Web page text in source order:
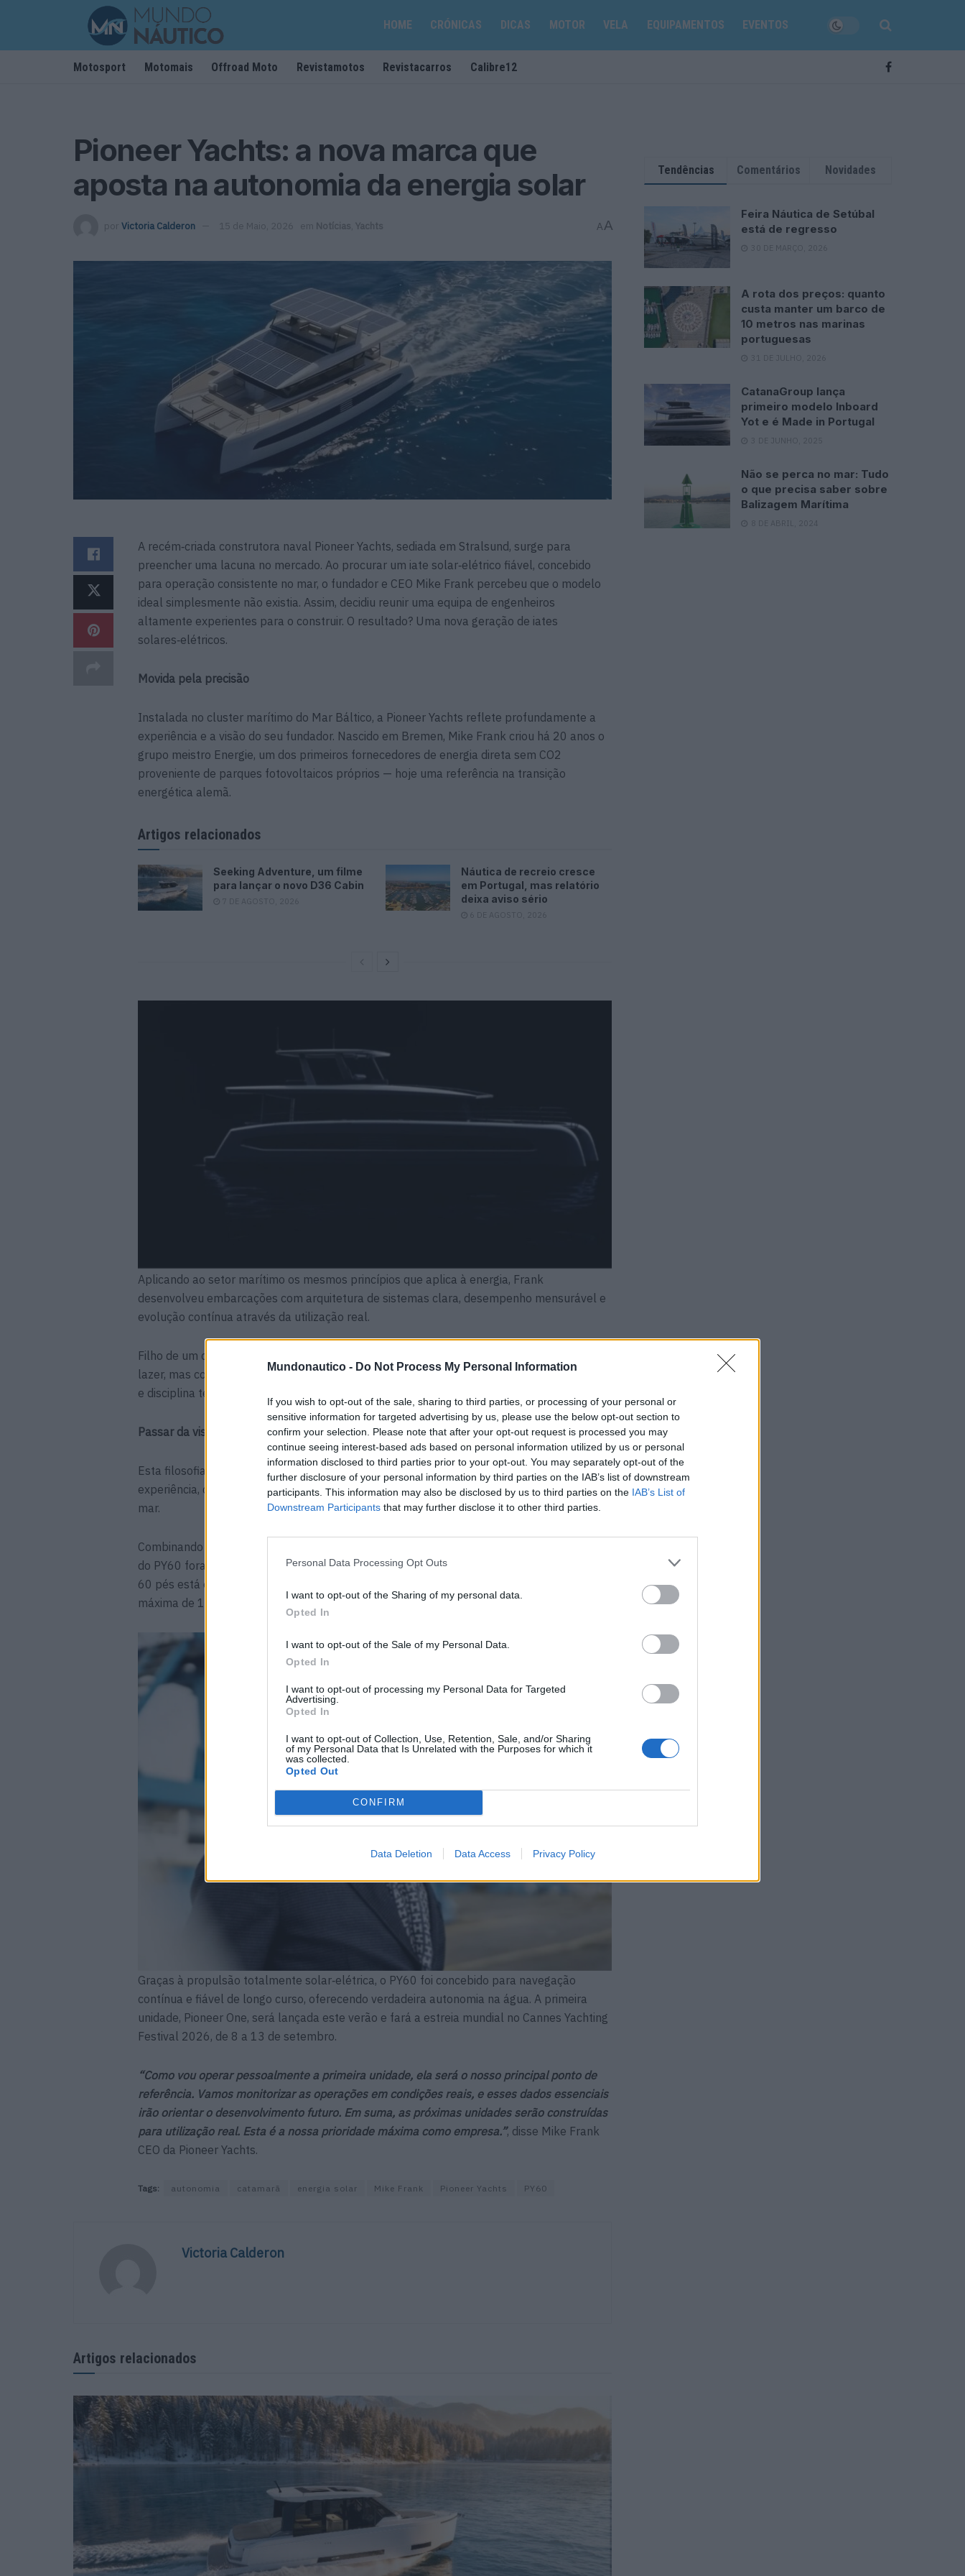
Mundonautico - Do Not Process My Personal Information
If you wish to opt-out of the sale, sharing to third parties, or processing of your personal or
sensitive information for targeted advertising by us, please use the below opt-out section to
confirm your selection. Please note that after your opt-out request is processed you may
continue seeing interest-based ads based on personal information utilized by us or personal
information disclosed to third parties prior to your opt-out. You may separately opt-out of the
further disclosure of your personal information by third parties on the IAB’s list of downstream
participants. This information may also be disclosed by us to third parties on the IAB’s List of
Downstream Participants that may further disclose it to other third parties.
Personal Data Processing Opt Outs
I want to opt-out of the Sharing of my personal data.
Opted In
I want to opt-out of the Sale of my Personal Data.
Opted In
I want to opt-out of processing my Personal Data for Targeted
Advertising.
Opted In
I want to opt-out of Collection, Use, Retention, Sale, and/or Sharing
of my Personal Data that Is Unrelated with the Purposes for which it
was collected.
Opted Out
CONFIRM
Data Deletion Data Access Privacy Policy
HOME CRÓNICAS DICAS MOTOR VELA EQUIPAMENTOS EVENTOS
Motosport Motomais Offroad Moto Revistamotos Revistacarros Calibre12
Pioneer Yachts: a nova marca que
aposta na autonomia da energia solar
por Victoria Calderon 15 de Maio, 2026 em Notícias Yachts AA
A recém‑criada construtora naval Pioneer Yachts, sediada em Stralsund, surge para
preencher uma lacuna no mercado. Ao procurar um iate solar‑elétrico fiável, concebido
para operação consistente no mar, o fundador e CEO Mike Frank percebeu que o modelo
ideal simplesmente não existia. Assim, decidiu reunir uma equipa de engenheiros
altamente experientes para o construir. O resultado? Uma nova geração de iates
solares‑elétricos.
Movida pela precisão
Instalada no cluster marítimo do Mar Báltico, a Pioneer Yachts reflete profundamente a
experiência e a visão do seu fundador. Nascido em Bremen, Mike Frank criou há 20 anos o
grupo meistro Energie, um dos primeiros fornecedores de energia direta sem CO2
proveniente de parques fotovoltaicos próprios — hoje uma referência na transição
energética alemã.
Artigos relacionados
Seeking Adventure, um filme
para lançar o novo D36 Cabin
7 DE AGOSTO, 2026
Náutica de recreio cresce
em Portugal, mas relatório
deixa aviso sério
6 DE AGOSTO, 2026
Aplicando ao setor marítimo os mesmos princípios que aplica à energia, Frank
desenvolveu embarcações com arquitetura de sistemas clara, desempenho mensurável e
evolução contínua através da utilização real.
Filho de um capitão da marinha mercante, Frank encara o mar não como um cenário de
lazer, mas como um ambiente de trabalho que exige responsabilidade, navegação rigorosa
e disciplina técnica — valores que se refletem nos barcos da Pioneer Yachts.
Passar da visão à prática com PY60
Esta filosofia ganha forma no primeiro modelo da marca: um catamarã que traduz
experiência, disciplina e pensamento sistémico numa plataforma prática e apta para o
mar.
Combinando engenharia alemã fiável com design italiano, o exterior e a arquitetura naval
do PY60 foram desenvolvidos pela equipa de design Cossutti Yacht Design. O catamarã de
60 pés está equipado com painéis solares e motores elétricos, alcançando uma velocidade
máxima de 11 nós e uma velocidade de cruzeiro de 7,5 nós.
Graças à propulsão totalmente solar‑elétrica, o PY60 foi concebido para navegação
contínua e fiável de longo curso, oferecendo verdadeira autonomia na água. A primeira
unidade, Pioneer One, será lançada este verão e fará a estreia mundial no Cannes Yachting
Festival 2026, de 8 a 13 de setembro.
“Como vou operar pessoalmente a primeira unidade, ela será o nosso principal ponto de
referência. Vamos monitorizar as operações em condições reais, e esses dados essenciais
irão orientar o desenvolvimento futuro. Em suma, as próximas unidades serão construídas
para utilização real. Esta é a nossa prioridade máxima como empresa.”, disse Mike Frank
CEO da Pioneer Yachts.
Tags: autonomia catamarã energia solar Mike Frank Pioneer Yachts PY60
Victoria Calderon
Artigos relacionados
Tendências Comentários Novidades
Feira Náutica de Setúbal
está de regresso
30 DE MARÇO, 2026
A rota dos preços: quanto
custa manter um barco de
10 metros nas marinas
portuguesas
31 DE JULHO, 2026
CatanaGroup lança
primeiro modelo Inboard
Yot e é Made in Portugal
3 DE JUNHO, 2025
Não se perca no mar: Tudo
o que precisa saber sobre
Balizagem Marítima
8 DE ABRIL, 2024